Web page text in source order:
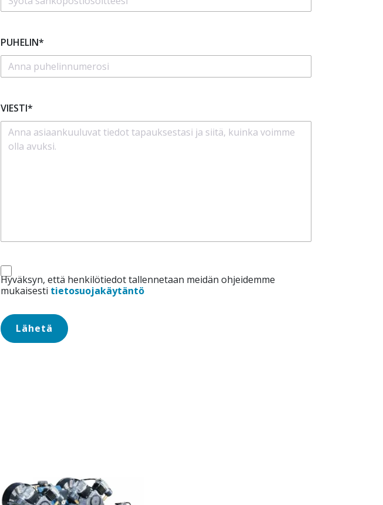
PUHELIN*
VIESTI*
Hyväksyn, että henkilötiedot tallennetaan meidän ohjeidemme
mukaisesti tietosuojakäytäntö
Lähetä